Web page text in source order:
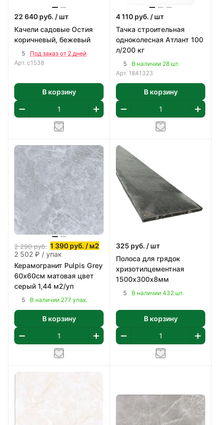
22 640 руб. / шт
Качели садовые Остия
коричневый, бежевый
5
Под заказ от 2 дней
Арт. с1538
В корзину
4 110 руб. / шт
Тачка строительная
одноколесная Атлант 100
л/200 кг
5
В наличии 28 шт.
Арт. 1841323
В корзину
2 290руб. 1 390 руб. / м2
2 502 ₽ / упак
Керамогранит Pulpis Grey
60х60см матовая цвет
серый 1,44 м2/уп
5 В наличии 277 упак.
В корзину
325 руб. / шт
Полоса для грядок
хризотилцементная
1500х300х8мм
5 В наличии 432 шт.
В корзину